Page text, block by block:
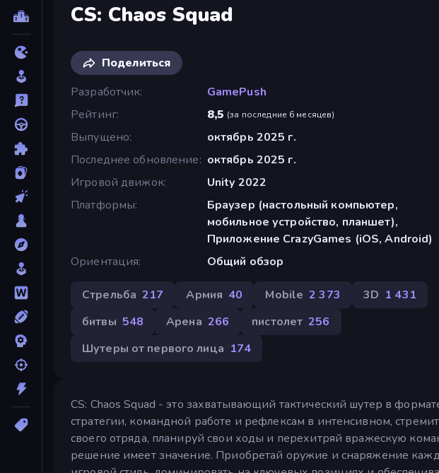
CS: Chaos Squad
Поделиться
Разработчик
GamePush
Рейтинг
8,5 (за последние 6 месяцев)
Выпущено
октябрь 2025 г.
Последнее обновление
октябрь 2025 г.
Игровой движок
Unity 2022
Платформы
Браузер (настольный компьютер,
мобильное устройство, планшет),
Приложение CrazyGames (iOS, Android)
Ориентация
Общий обзор
Стрельба 217 Армия 40 Mobile 2 373 3D 1 431
битвы 548 Арена 266 пистолет 256
Шутеры от первого лица 174
CS: Chaos Squad - это захватывающий тактический шутер в
стратегии, командной работе и рефлексам в интенсивном,
своего отряда, планируй свои ходы и перехитряй вражескую
решение имеет значение. Приобретай оружие и снаряжение